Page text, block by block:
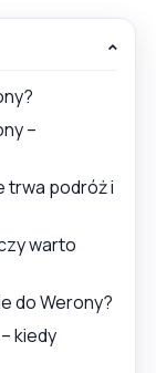
–
trwa podróż i
warto
do Werony?
kiedy